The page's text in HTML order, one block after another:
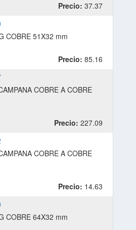
Precio: 37.37
COBRE 51X32 mm
Precio: 85.16
COBRE A COBRE
Precio: 227.09
COBRE A COBRE
Precio: 14.63
COBRE 64X32 mm